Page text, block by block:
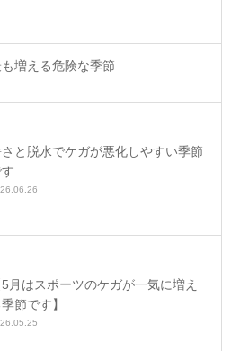
増える危険な季節
と脱水でケガが悪化しやすい季節
5月はスポーツのケガが一気に増え
節です】